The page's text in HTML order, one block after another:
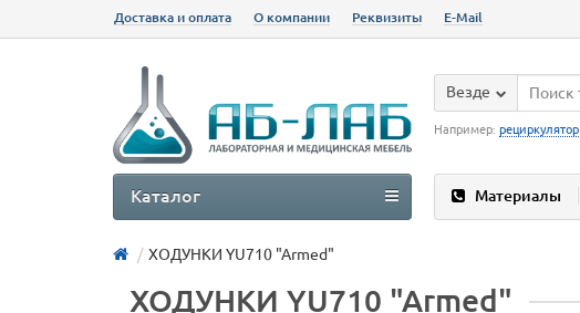
Доставка и оплата О компании Реквизиты E-Mail
Везде
Например: рециркулятор
Материалы
Каталог
ХОДУНКИ YU710 "Armed"
ХОДУНКИ YU710 "Armed"